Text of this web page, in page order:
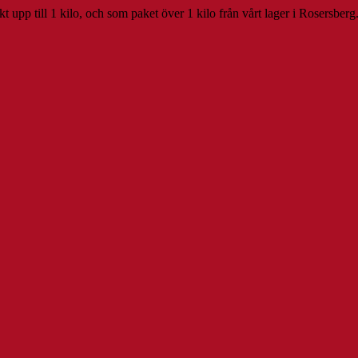
upp till 1 kilo, och som paket över 1 kilo från vårt lager i Rosersberg.